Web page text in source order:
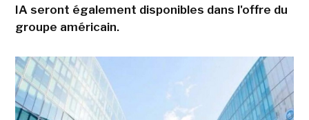
IA seront également disponibles dans l'offre du
groupe américain.